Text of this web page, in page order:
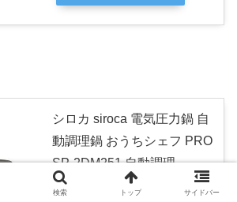
シロカ siroca 電気圧力鍋 自
動調理鍋 おうちシェフ PRO
SP-2DM251 自動調理
created by Rinker
検索 トップ サイドバー